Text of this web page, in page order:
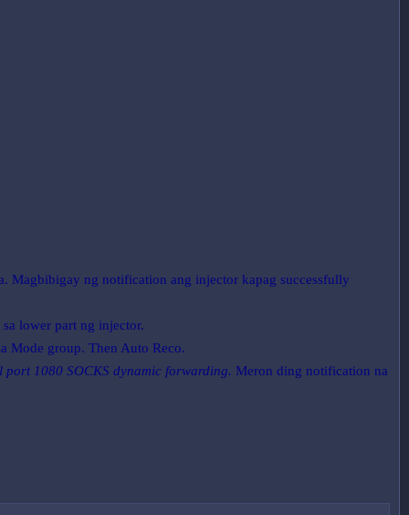
Magbibigay ng notification ang injector kapag successfully
lower part ng injector.
Mode group. Then Auto Reco.
port 1080 SOCKS dynamic forwarding. Meron ding notification na